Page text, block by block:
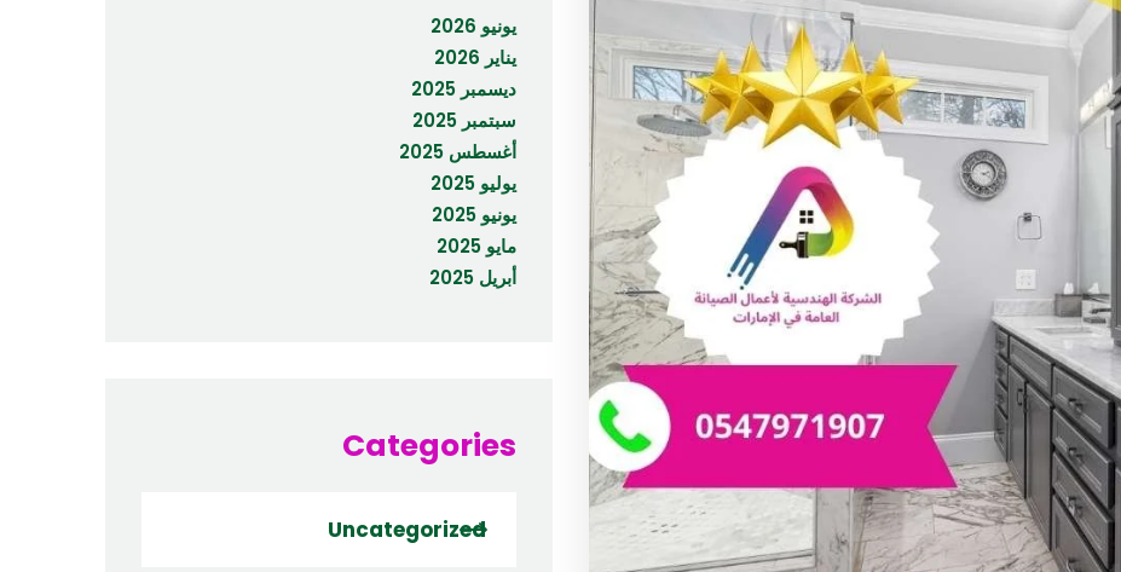
يونيو 2026
يناير 2026
ديسمبر 2025
سبتمبر 2025
أغسطس 2025
يوليو 2025
يونيو 2025
مايو 2025
أبريل 2025
Categories
Uncategorized